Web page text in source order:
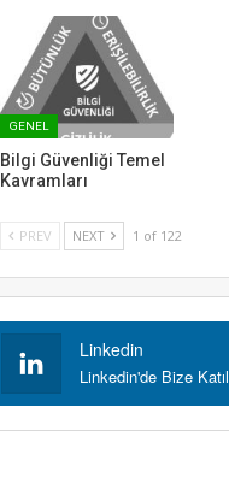
GENEL
Bilgi Güvenliği Temel
Kavramları
PREV NEXT 1 of 122
Linkedin
Linkedin'de Bize Katıl